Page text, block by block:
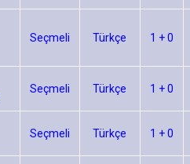
Seçmeli Türkçe 1 + 0
Seçmeli Türkçe 1 + 0
Seçmeli Türkçe 1 + 0